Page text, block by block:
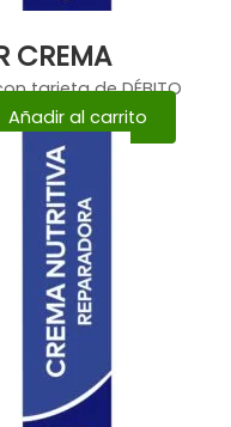
CREMA
tarjeta de DÉBITO
Añadir al carrito